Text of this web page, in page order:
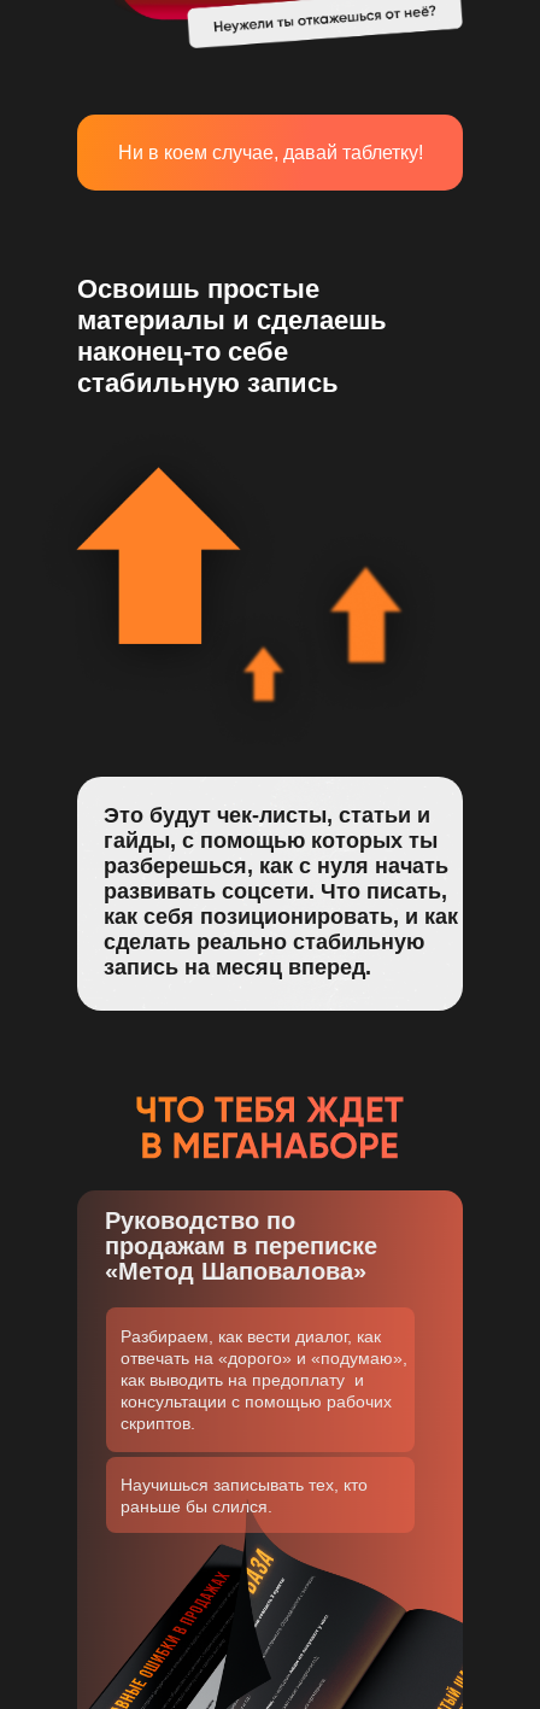
Ни в коем случае, давай таблетку!
Освоишь простые
материалы и сделаешь
наконец-то себе
стабильную запись
Это будут чек-листы, статьи и
гайды, с помощью которых ты
разберешься, как с нуля начать
развивать соцсети. Что писать,
как себя позиционировать, и как
сделать реально стабильную
запись на месяц вперед.
Разбираем, как вести диалог, как
отвечать на «дорого» и «подумаю»,
как выводить на предоплату и
консультации с помощью рабочих
скриптов.
Научишься записывать тех, кто
раньше бы слился.
Руководство по
продажам в переписке
«Метод Шаповалова»